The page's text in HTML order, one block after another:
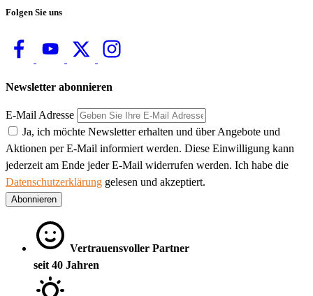
Folgen Sie uns
Newsletter abonnieren
E-Mail Adresse
Ja, ich möchte Newsletter erhalten und über Angebote und
Aktionen per E-Mail informiert werden. Diese Einwilligung kann
jederzeit am Ende jeder E-Mail widerrufen werden. Ich habe die
Datenschutzerklärung gelesen und akzeptiert.
Abonnieren
Vertrauensvoller Partner
seit 40 Jahren